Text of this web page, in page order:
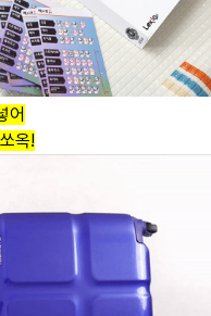
어
옥!